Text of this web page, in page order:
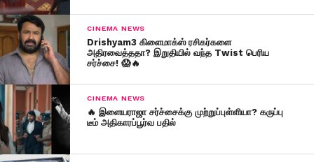
CINEMA NEWS
Drishyam3 கிளைமாக்ஸ் ரசிகர்களை
அதிரவைத்ததா? இறுதியில் வந்த Twist பெரிய
சர்ச்சை! 😱🔥
CINEMA NEWS
🔥 இளையராஜா சர்ச்சைக்கு முற்றுப்புள்ளியா? கருப்பு
டீம் அதிகாரப்பூர்வ பதில்